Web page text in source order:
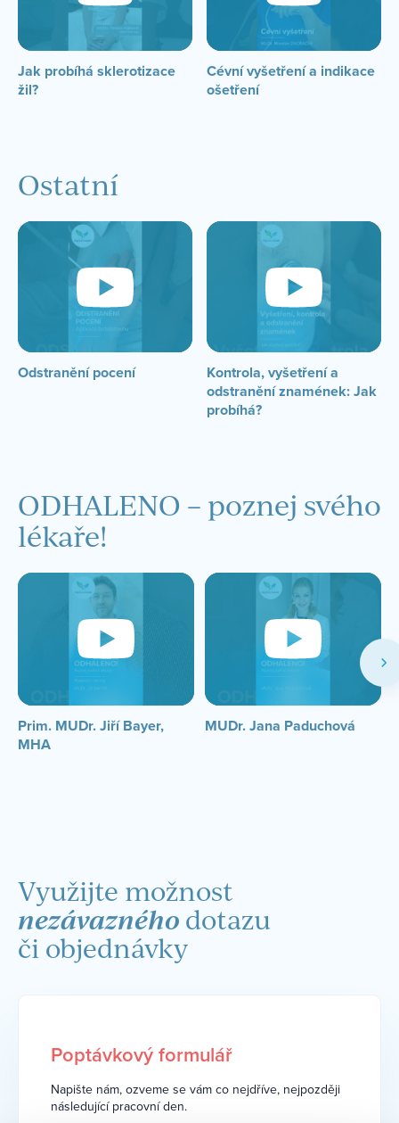
Jak probíhá sklerotizace
žil?
Cévní vyšetření a indikace
ošetření
Ostatní
Odstranění pocení
Kontrola, vyšetření a
odstranění znamének: Jak
probíhá?
ODHALENO – poznej svého
lékaře!
Prim. MUDr. Jiří Bayer,
MHA
MUDr. Jana Paduchová
Využijte možnost
nezávazného dotazu
či objednávky
Poptávkový formulář
Napište nám, ozveme se vám co nejdříve, nejpozději
následující pracovní den.